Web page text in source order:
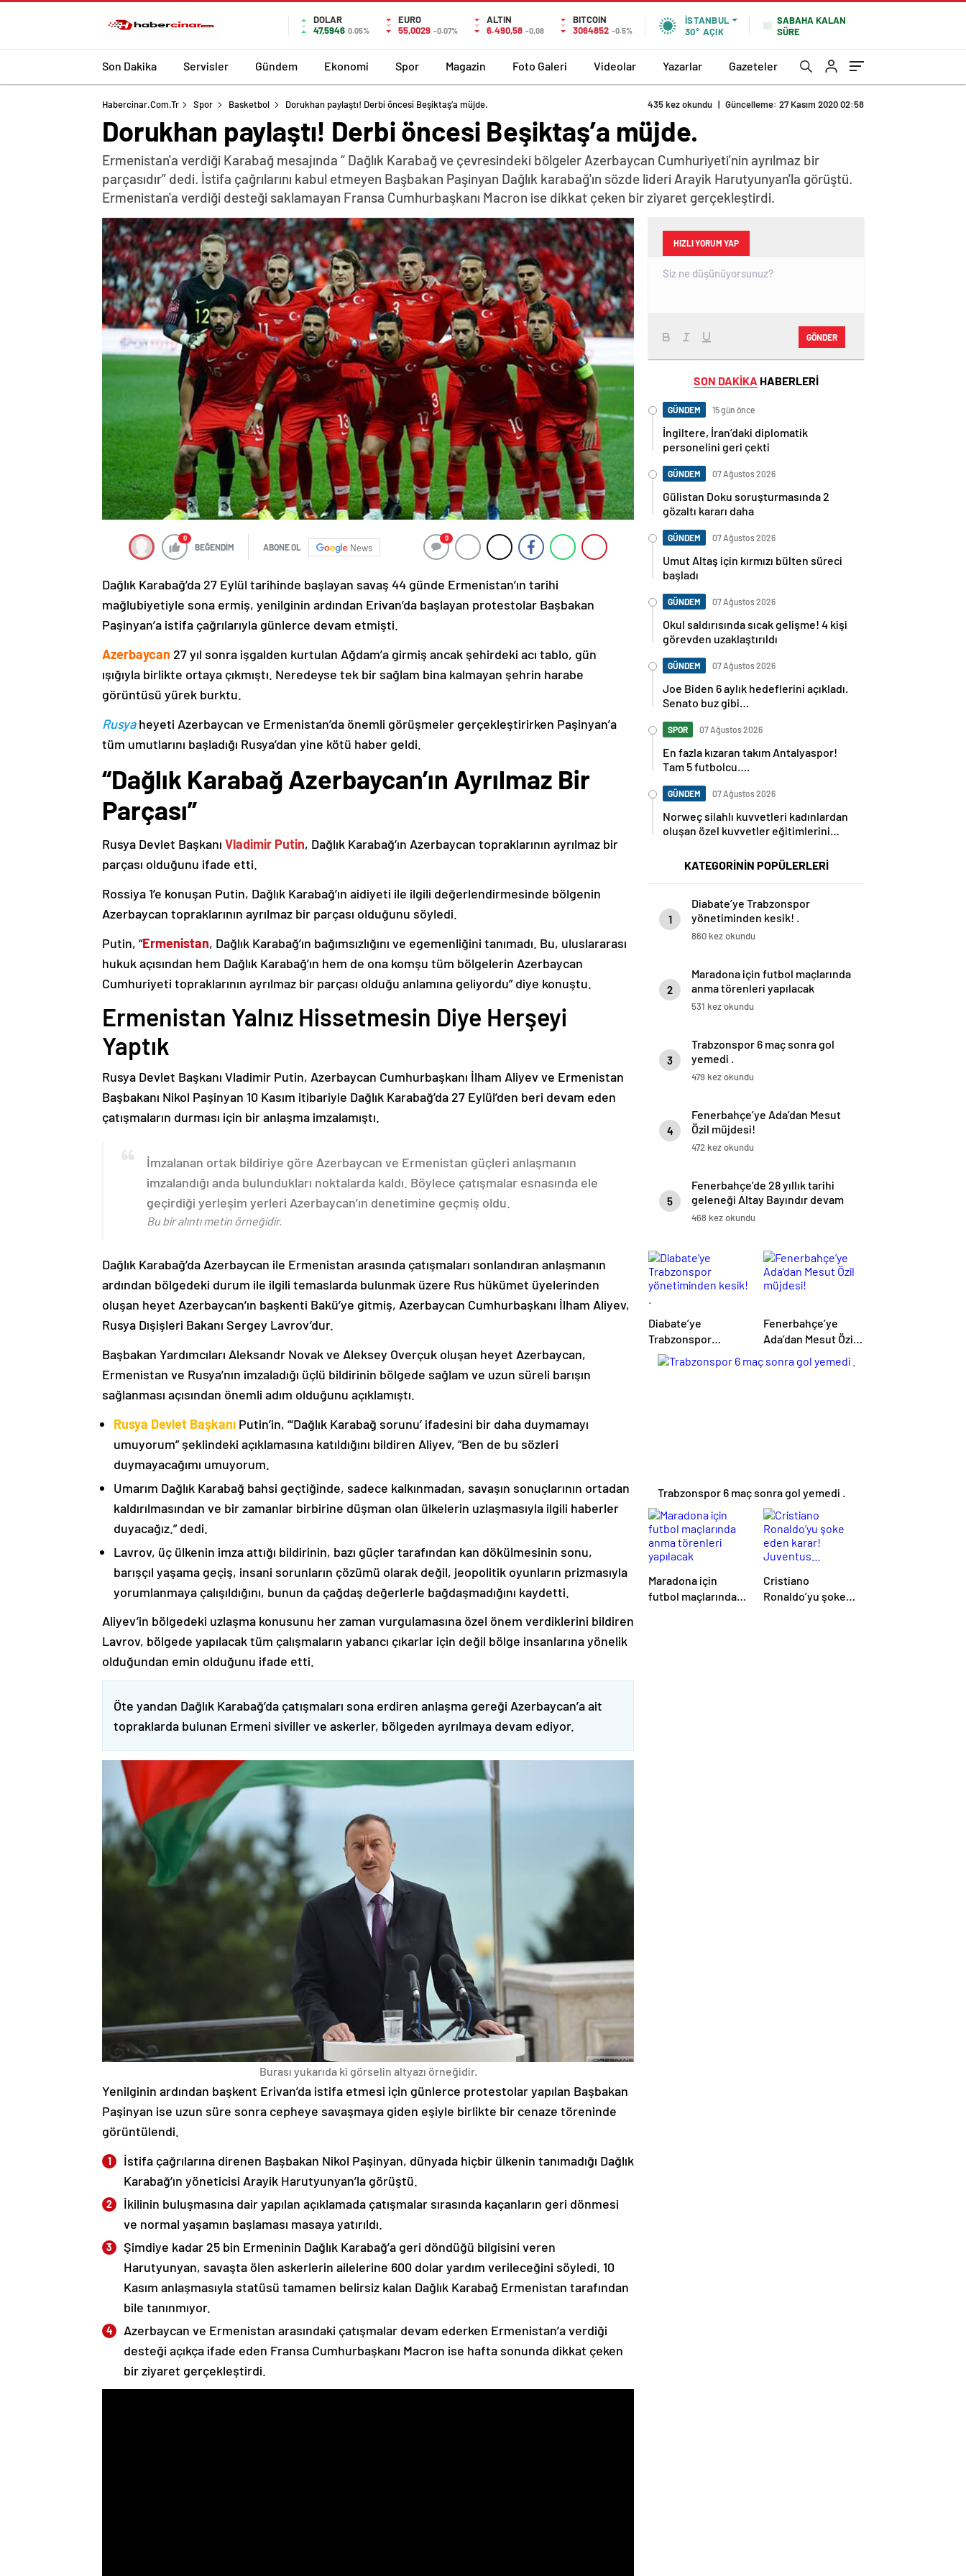
DOLAR
47,5946 0.05%
EURO
55,0029 -0.07%
ALTIN
6.490,58 -0,08
BITCOIN
3064852 -0.5%
İSTANBUL
30° AÇIK
SABAHA KALAN
SÜRE
Son Dakika Servisler Gündem Ekonomi Spor Magazin Foto Galeri Videolar Yazarlar Gazeteler
Habercinar.com.tr Spor Basketbol Dorukhan paylaştı! Derbi öncesi Beşiktaş’a müjde. 435 kez okundu | Güncelleme: 27 Kasım 2020 02:58
Dorukhan paylaştı! Derbi öncesi Beşiktaş’a müjde.
Ermenistan'a verdiği Karabağ mesajında “ Dağlık Karabağ ve çevresindeki bölgeler Azerbaycan Cumhuriyeti'nin ayrılmaz bir
parçasıdır” dedi. İstifa çağrılarını kabul etmeyen Başbakan Paşinyan Dağlık karabağ'ın sözde lideri Arayik Harutyunyan'la görüştü.
Ermenistan'a verdiği desteği saklamayan Fransa Cumhurbaşkanı Macron ise dikkat çeken bir ziyaret gerçekleştirdi.
0
BEĞENDİM ABONE OL News
0
Dağlık Karabağ’da 27 Eylül tarihinde başlayan savaş 44 günde Ermenistan’ın tarihi
mağlubiyetiyle sona ermiş, yenilginin ardından Erivan’da başlayan protestolar Başbakan
Paşinyan’a istifa çağrılarıyla günlerce devam etmişti.
Azerbaycan 27 yıl sonra işgalden kurtulan Ağdam’a girmiş ancak şehirdeki acı tablo, gün
ışığıyla birlikte ortaya çıkmıştı. Neredeyse tek bir sağlam bina kalmayan şehrin harabe
görüntüsü yürek burktu.
Rusyaheyeti Azerbaycan ve Ermenistan’da önemli görüşmeler gerçekleştirirken Paşinyan’a
tüm umutlarını başladığı Rusya’dan yine kötü haber geldi.
“Dağlık Karabağ Azerbaycan’ın Ayrılmaz Bir
Parçası”
Rusya Devlet Başkanı Vladimir Putin, Dağlık Karabağ’ın Azerbaycan topraklarının ayrılmaz bir
parçası olduğunu ifade etti.
Rossiya 1’e konuşan Putin, Dağlık Karabağ’ın aidiyeti ile ilgili değerlendirmesinde bölgenin
Azerbaycan topraklarının ayrılmaz bir parçası olduğunu söyledi.
Putin, “Ermenistan, Dağlık Karabağ’ın bağımsızlığını ve egemenliğini tanımadı. Bu, uluslararası
hukuk açısından hem Dağlık Karabağ’ın hem de ona komşu tüm bölgelerin Azerbaycan
Cumhuriyeti topraklarının ayrılmaz bir parçası olduğu anlamına geliyordu” diye konuştu.
Ermenistan Yalnız Hissetmesin Diye Herşeyi
Yaptık
Rusya Devlet Başkanı Vladimir Putin, Azerbaycan Cumhurbaşkanı İlham Aliyev ve Ermenistan
Başbakanı Nikol Paşinyan 10 Kasım itibariyle Dağlık Karabağ’da 27 Eylül’den beri devam eden
çatışmaların durması için bir anlaşma imzalamıştı.
İmzalanan ortak bildiriye göre Azerbaycan ve Ermenistan güçleri anlaşmanın
imzalandığı anda bulundukları noktalarda kaldı. Böylece çatışmalar esnasında ele
geçirdiği yerleşim yerleri Azerbaycan’ın denetimine geçmiş oldu.
Bu bir alıntı metin örneğidir.
Dağlık Karabağ’da Azerbaycan ile Ermenistan arasında çatışmaları sonlandıran anlaşmanın
ardından bölgedeki durum ile ilgili temaslarda bulunmak üzere Rus hükümet üyelerinden
oluşan heyet Azerbaycan’ın başkenti Bakü’ye gitmiş, Azerbaycan Cumhurbaşkanı İlham Aliyev,
Rusya Dışişleri Bakanı Sergey Lavrov’dur.
Başbakan Yardımcıları Aleksandr Novak ve Aleksey Overçuk oluşan heyet Azerbaycan,
Ermenistan ve Rusya’nın imzaladığı üçlü bildirinin bölgede sağlam ve uzun süreli barışın
sağlanması açısından önemli adım olduğunu açıklamıştı.
Rusya Devlet Başkanı Putin’in, “‘Dağlık Karabağ sorunu’ ifadesini bir daha duymamayı
umuyorum” şeklindeki açıklamasına katıldığını bildiren Aliyev, “Ben de bu sözleri
duymayacağımı umuyorum.
Umarım Dağlık Karabağ bahsi geçtiğinde, sadece kalkınmadan, savaşın sonuçlarının ortadan
kaldırılmasından ve bir zamanlar birbirine düşman olan ülkelerin uzlaşmasıyla ilgili haberler
duyacağız.” dedi.
Lavrov, üç ülkenin imza attığı bildirinin, bazı güçler tarafından kan dökülmesinin sonu,
barışçıl yaşama geçiş, insani sorunların çözümü olarak değil, jeopolitik oyunların prizmasıyla
yorumlanmaya çalışıldığını, bunun da çağdaş değerlerle bağdaşmadığını kaydetti.
Aliyev’in bölgedeki uzlaşma konusunu her zaman vurgulamasına özel önem verdiklerini bildiren
Lavrov, bölgede yapılacak tüm çalışmaların yabancı çıkarlar için değil bölge insanlarına yönelik
olduğundan emin olduğunu ifade etti.
Öte yandan Dağlık Karabağ’da çatışmaları sona erdiren anlaşma gereği Azerbaycan’a ait
topraklarda bulunan Ermeni siviller ve askerler, bölgeden ayrılmaya devam ediyor.
Burası yukarıda ki görselin altyazı örneğidir.
Yenilginin ardından başkent Erivan’da istifa etmesi için günlerce protestolar yapılan Başbakan
Paşinyan ise uzun süre sonra cepheye savaşmaya giden eşiyle birlikte bir cenaze töreninde
görüntülendi.
İstifa çağrılarına direnen Başbakan Nikol Paşinyan, dünyada hiçbir ülkenin tanımadığı Dağlık
Karabağ’ın yöneticisi Arayik Harutyunyan’la görüştü.
İkilinin buluşmasına dair yapılan açıklamada çatışmalar sırasında kaçanların geri dönmesi
ve normal yaşamın başlaması masaya yatırıldı.
Şimdiye kadar 25 bin Ermeninin Dağlık Karabağ’a geri döndüğü bilgisini veren
Harutyunyan, savaşta ölen askerlerin ailelerine 600 dolar yardım verileceğini söyledi. 10
Kasım anlaşmasıyla statüsü tamamen belirsiz kalan Dağlık Karabağ Ermenistan tarafından
bile tanınmıyor.
Azerbaycan ve Ermenistan arasındaki çatışmalar devam ederken Ermenistan’a verdiği
desteği açıkça ifade eden Fransa Cumhurbaşkanı Macron ise hafta sonunda dikkat çeken
bir ziyaret gerçekleştirdi.
HIZLI YORUM YAP
GÖNDER
SON DAKİKA HABERLERİ
GÜNDEM 15 gün önce
İngiltere, İran’daki diplomatik
personelini geri çekti
GÜNDEM 07 Ağustos 2026
Gülistan Doku soruşturmasında 2
gözaltı kararı daha
GÜNDEM 07 Ağustos 2026
Umut Altaş için kırmızı bülten süreci
başladı
GÜNDEM 07 Ağustos 2026
Okul saldırısında sıcak gelişme! 4 kişi
görevden uzaklaştırıldı
GÜNDEM 07 Ağustos 2026
Joe Biden 6 aylık hedeflerini açıkladı.
Senato buz gibi…
SPOR 07 Ağustos 2026
En fazla kızaran takım Antalyaspor!
Tam 5 futbolcu….
GÜNDEM 07 Ağustos 2026
Norweç silahlı kuvvetleri kadınlardan
oluşan özel kuvvetler eğitimlerini
KATEGORİNİN POPÜLERLERİ
1
Diabate’ye Trabzonspor
yönetiminden kesik! .
860 kez okundu
2
Maradona için futbol maçlarında
anma törenleri yapılacak
531 kez okundu
3
Trabzonspor 6 maç sonra gol
yemedi .
479 kez okundu
4
Fenerbahçe’ye Ada’dan Mesut
Özil müjdesi!
472 kez okundu
5
Fenerbahçe’de 28 yıllık tarihi
geleneği Altay Bayındır devam
ettirdi.
468 kez okundu
Diabate’ye
Trabzonspor
yönetiminden
kesik! .
Fenerbahçe’ye
Ada’dan Mesut Özil
Trabzonspor 6 maç sonra gol yemedi .
Maradona için
futbol maçlarında
Cristiano
Ronaldo’yu şoke